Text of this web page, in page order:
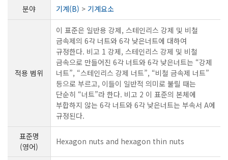
분야 기계(B) > 기계요소
적용 범위
이 표준은 일반용 강제, 스테인리스 강제 및 비철
금속제의 6각 너트와 6각 낮은너트에 대하여
규정한다. 비고 1 강제, 스테인리스 강제 및 비철
금속으로 만들어진 6각 너트와 6각 낮은너트는 “강제
너트”, “스테인리스 강제 너트”, “비철 금속제 너트”
등으로 부르고, 이들이 일반적 의미로 불릴 때는
단순히 “너트”라 한다. 비고 2 이 표준의 본체에
부합하지 않는 6각 너트와 6각 낮은너트는 부속서 A에
규정된다.
표준명
(영어)
Hexagon nuts and hexagon thin nuts